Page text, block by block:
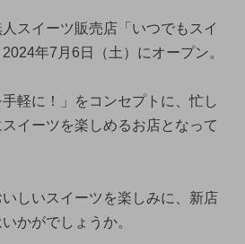
スイーツ販売店「いつでもスイ
年7月6日（土）にオープン。
手軽に！」をコンセプトに、忙し
イーツを楽しめるお店となって
しいスイーツを楽しみに、新店
かがでしょうか。